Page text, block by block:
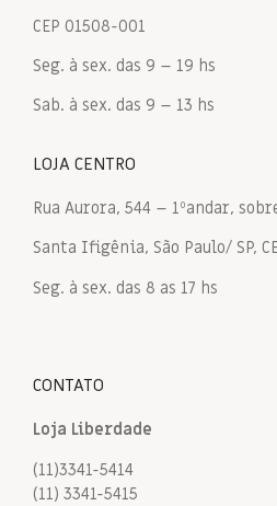
CEP 01508-001
Seg. à sex. das 9 – 19 hs
Sab. à sex. das 9 – 13 hs
LOJA CENTRO
Rua Aurora, 544 – 1ºandar,
Santa Ifigênia, São Paulo/ SP,
Seg. à sex. das 8 as 17 hs
CONTATO
Loja Liberdade
(11)3341-5414
(11) 3341-5415